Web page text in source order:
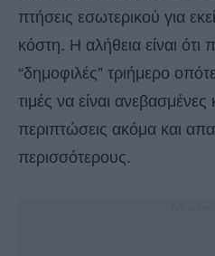
πτήσεις εσωτερικού για
κόστη. Η αλήθεια είναι ότι
“δημοφιλές” τριήμερο
τιμές να είναι
περιπτώσεις ακόμα και
περισσότερους.